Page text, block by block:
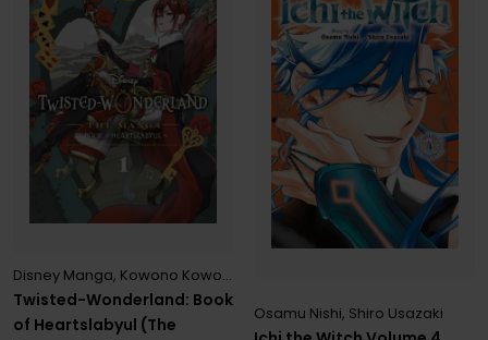
Twisted-Wonderland: Book
of Heartslabyul (The
Disney Manga, Kowono Kowono
Osamu Nishi, Shiro Usazaki